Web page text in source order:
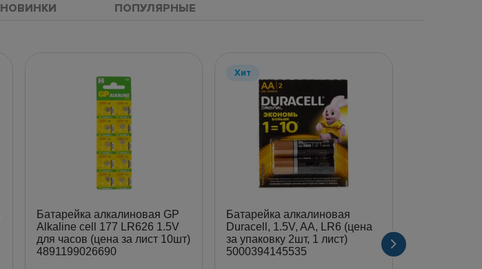
НОВИНКИ ПОПУЛЯРНЫЕ
Батарейка алкалиновая GP
Alkaline cell 177 LR626 1.5V
для часов (цена за лист 10шт)
4891199026690
Хит
Батарейка алкалиновая
Duracell, 1.5V, AA, LR6 (цена
за упаковку 2шт, 1 лист)
5000394145535